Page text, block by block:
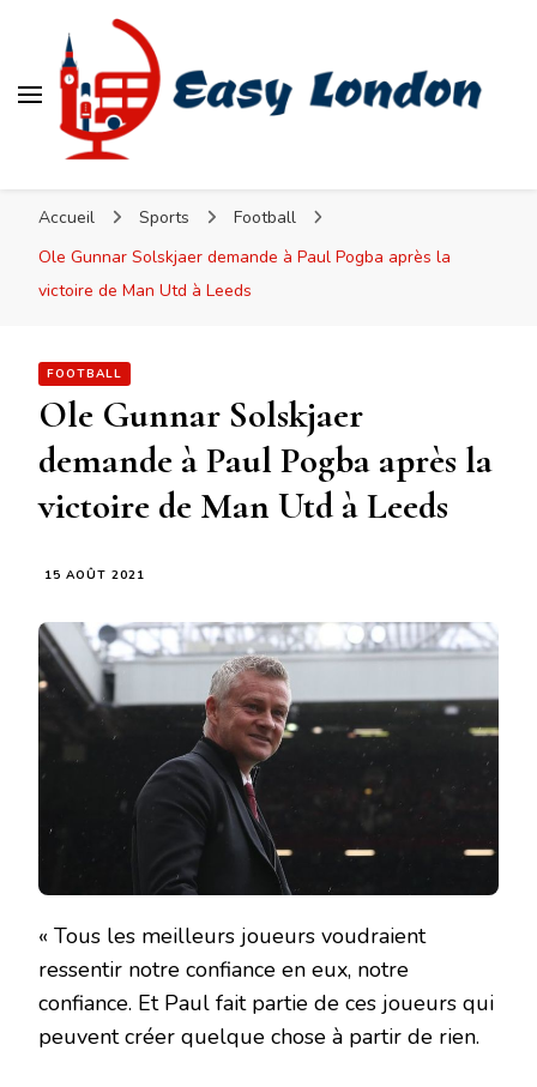
Accueil Sports
Football
Ole Gunnar Solskjaer demande à Paul Pogba après la
victoire de Man Utd à Leeds
FOOTBALL
Ole Gunnar Solskjaer
demande à Paul Pogba après la
victoire de Man Utd à Leeds
15 AOÛT 2021
« Tous les meilleurs joueurs voudraient
ressentir notre confiance en eux, notre
confiance. Et Paul fait partie de ces joueurs qui
peuvent créer quelque chose à partir de rien.